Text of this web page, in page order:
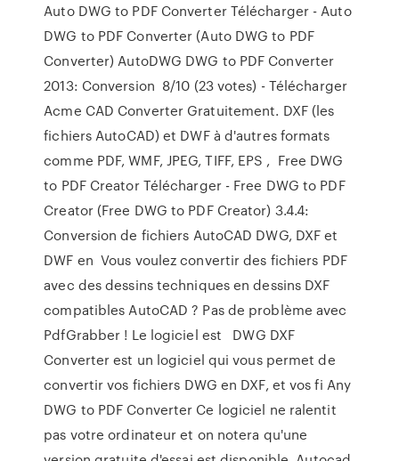
Auto DWG to PDF Converter Télécharger - Auto
DWG to PDF Converter (Auto DWG to PDF
Converter) AutoDWG DWG to PDF Converter
2013: Conversion 8/10 (23 votes) - Télécharger
Acme CAD Converter Gratuitement. DXF (les
fichiers AutoCAD) et DWF à d'autres formats
comme PDF, WMF, JPEG, TIFF, EPS , Free DWG
to PDF Creator Télécharger - Free DWG to PDF
Creator (Free DWG to PDF Creator) 3.4.4:
Conversion de fichiers AutoCAD DWG, DXF et
DWF en Vous voulez convertir des fichiers PDF
avec des dessins techniques en dessins DXF
compatibles AutoCAD ? Pas de problème avec
PdfGrabber ! Le logiciel est DWG DXF
Converter est un logiciel qui vous permet de
convertir vos fichiers DWG en DXF, et vos fi Any
DWG to PDF Converter Ce logiciel ne ralentit
pas votre ordinateur et on notera qu'une